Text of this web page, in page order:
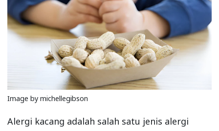
Image by michellegibson
Alergi kacang adalah salah satu jenis alergi